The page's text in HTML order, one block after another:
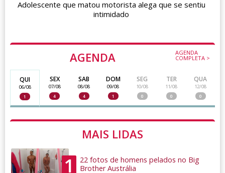
AGENDA AGENDA
COMPLETA >
QUI
06/08
1
SEX
07/08
4
SAB
08/08
4
DOM
09/08
1
SEG
10/08
0
TER
11/08
0
QUA
12/08
0
MAIS LIDAS
1
22 fotos de homens pelados no Big
Brother Austrália
Adolescente que matou motorista alega que se sentiu
intimidado